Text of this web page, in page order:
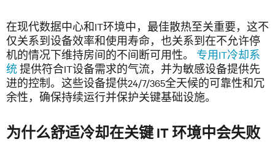
在现代数据中心和IT环境中，最佳散热至关重要，这不
仅关系到设备效率和使用寿命，也关系到在不允许停
机的情况下维持房间的不间断可用性。 专用IT冷却系
统提供符合IT设备需求的气流，并为敏感设备提供先
进的控制。这些设备提供24/7/365全天候的可靠性和冗
余性，确保持续运行并保护关键基础设施。
为什么舒适冷却在关键 IT 环境中会失败